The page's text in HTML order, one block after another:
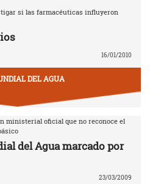
si las farmacéuticas influyeron
16/01/2010
DEL AGUA
ministerial oficial que no reconoce el
del Agua marcado por
23/03/2009